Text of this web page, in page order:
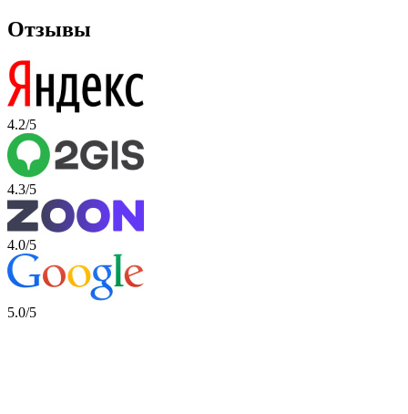
Отзывы
4.2/5
4.3/5
4.0/5
5.0/5